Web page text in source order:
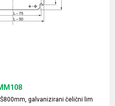
galvanizirani čelični lim